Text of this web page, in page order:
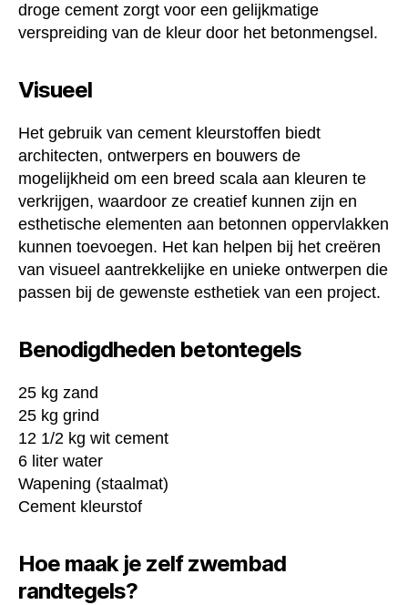
droge cement zorgt voor een gelijkmatige
verspreiding van de kleur door het betonmengsel.
Visueel
Het gebruik van cement kleurstoffen biedt
architecten, ontwerpers en bouwers de
mogelijkheid om een breed scala aan kleuren te
verkrijgen, waardoor ze creatief kunnen zijn en
esthetische elementen aan betonnen oppervlakken
kunnen toevoegen. Het kan helpen bij het creëren
van visueel aantrekkelijke en unieke ontwerpen die
passen bij de gewenste esthetiek van een project.
Benodigdheden betontegels
25 kg zand
25 kg grind
12 1/2 kg wit cement
6 liter water
Wapening (staalmat)
Cement kleurstof
Hoe maak je zelf zwembad
randtegels?